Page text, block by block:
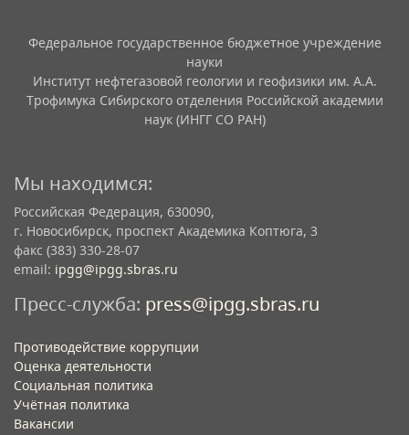
Федеральное государственное бюджетное учреждение
науки
Институт нефтегазовой геологии и геофизики им. А.А.
Трофимука Сибирского отделения Российской академии
наук (ИНГГ СО РАН)
Мы находимся:
Российская Федерация, 630090,
г. Новосибирск, проспект Академика Коптюга, 3
факс (383) 330-28-07
email: ipgg@ipgg.sbras.ru
Пресс-служба: press@ipgg.sbras.ru
Противодействие коррупции
Оценка деятельности
Социальная политика
Учётная политика​
Вакансии​